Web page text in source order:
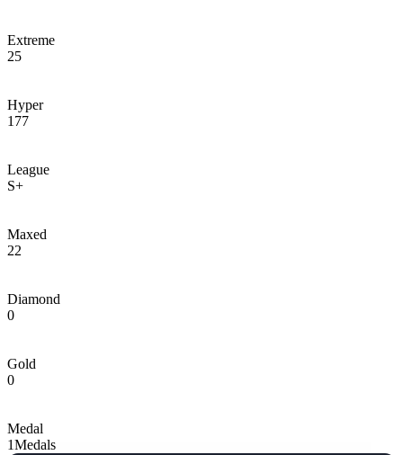
Extreme
25
Hyper
177
League
S+
Maxed
22
Diamond
0
Gold
0
Medal
1Medals